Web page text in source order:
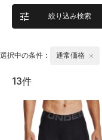
絞り込み検索
選択中の条件： 通常価格
13件